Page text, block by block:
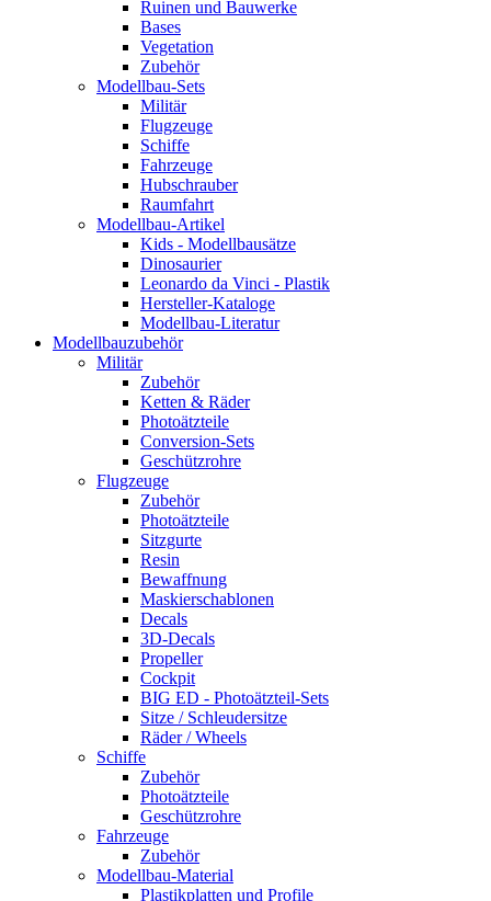
Ruinen und Bauwerke
Bases
Vegetation
Zubehör
Modellbau-Sets
Militär
Flugzeuge
Schiffe
Fahrzeuge
Hubschrauber
Raumfahrt
Modellbau-Artikel
Kids - Modellbausätze
Dinosaurier
Leonardo da Vinci - Plastik
Hersteller-Kataloge
Modellbau-Literatur
Modellbauzubehör
Militär
Zubehör
Ketten & Räder
Photoätzteile
Conversion-Sets
Geschützrohre
Flugzeuge
Zubehör
Photoätzteile
Sitzgurte
Resin
Bewaffnung
Maskierschablonen
Decals
3D-Decals
Propeller
Cockpit
BIG ED - Photoätzteil-Sets
Sitze / Schleudersitze
Räder / Wheels
Schiffe
Zubehör
Photoätzteile
Geschützrohre
Fahrzeuge
Zubehör
Modellbau-Material
Plastikplatten und Profile